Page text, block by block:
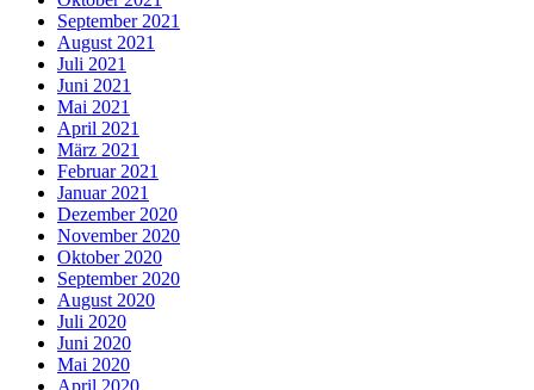
September 2021
August 2021
Juli 2021
Juni 2021
Mai 2021
April 2021
März 2021
Februar 2021
Januar 2021
Dezember 2020
November 2020
Oktober 2020
September 2020
August 2020
Juli 2020
Juni 2020
Mai 2020